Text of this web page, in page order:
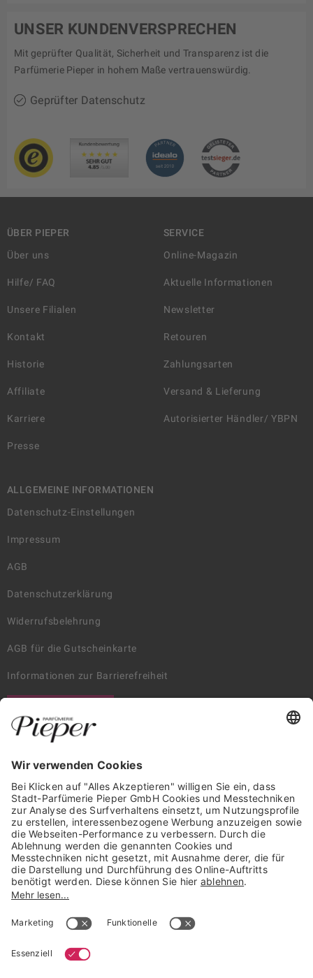
UNSER KUNDENVERSPRECHEN
Mit geprüfter Qualität, Sicherheit und Transparenz ist die
Parfümerie Pieper in hohem Maße vertrauenswürdig.
Geprüfter Datenschutz
ÜBER PIEPER
Über uns
Hilfe/ FAQ
Unsere Filialen
Kontakt
Historie
Affiliate
Karriere
Presse
SERVICE
Online-Magazin
Aktuelle Informationen
Newsletter
Retouren
Zahlungsarten
Versand & Lieferung
Autorisierter Händler/ YBPN
ALLGEMEINE INFORMATIONEN
Datenschutz-Einstellungen
Impressum
AGB
Datenschutzerklärung
Widerrufsbelehrung
AGB für die Gutscheinkarte
Informationen zur Barrierefreiheit
Trusted Shops Mitglied seit 2010
* unverbindliche Preisempfehlung der Verbundgruppe beauty alliance